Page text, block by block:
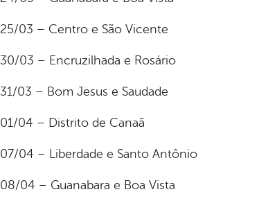
25/03 – Centro e São Vicente
30/03 – Encruzilhada e Rosário
31/03 – Bom Jesus e Saudade
01/04 – Distrito de Canaã
07/04 – Liberdade e Santo Antônio
08/04 – Guanabara e Boa Vista